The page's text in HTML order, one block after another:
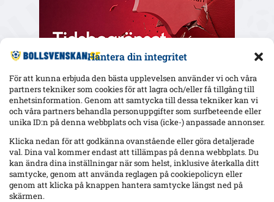
Hantera din integritet
För att kunna erbjuda den bästa upplevelsen använder vi och våra
partners tekniker som cookies för att lagra och/eller få tillgång till
enhetsinformation. Genom att samtycka till dessa tekniker kan vi
och våra partners behandla personuppgifter som surfbeteende eller
unika ID:n på denna webbplats och visa (icke-) anpassade annonser.
Klicka nedan för att godkänna ovanstående eller göra detaljerade
val. Dina val kommer endast att tillämpas på denna webbplats. Du
kan ändra dina inställningar när som helst, inklusive återkalla ditt
samtycke, genom att använda reglagen på cookiepolicyn eller
genom att klicka på knappen hantera samtycke längst ned på
skärmen.
Senaste
kontrakt till 2027
Gent-tränaren fördömer Vergaras firande framför Blåvitt-